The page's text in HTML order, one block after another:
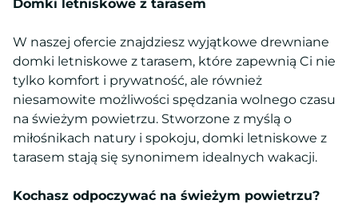
Domki letniskowe z tarasem
W naszej ofercie znajdziesz wyjątkowe drewniane
domki letniskowe z tarasem, które zapewnią Ci nie
tylko komfort i prywatność, ale również
niesamowite możliwości spędzania wolnego czasu
na świeżym powietrzu. Stworzone z myślą o
miłośnikach natury i spokoju, domki letniskowe z
tarasem stają się synonimem idealnych wakacji.
Kochasz odpoczywać na świeżym powietrzu?